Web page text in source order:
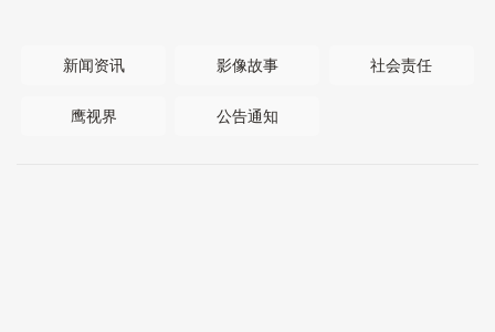
新闻资讯 影像故事 社会责任
鹰视界 公告通知